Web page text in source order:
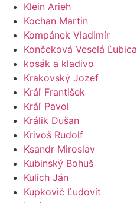
Klein Arieh
Kochan Martin
Kompánek Vladimír
Končeková Veselá Ľubica
kosák a kladivo
Krakovský Jozef
Kráľ František
Kráľ Pavol
Králik Dušan
Krivoš Rudolf
Ksandr Miroslav
Kubinský Bohuš
Kulich Ján
Kupkovič Ľudovít